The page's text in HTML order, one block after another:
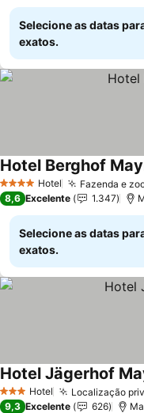
Selecione as datas
exatos.
4 EstrelasHotel Fazenda e
Hotel Berghof
8,6 Excelente 1.347
Selecione as datas
exatos.
3 EstrelasHotel Localização
Hotel Jägerhof
9,3 Excelente 626